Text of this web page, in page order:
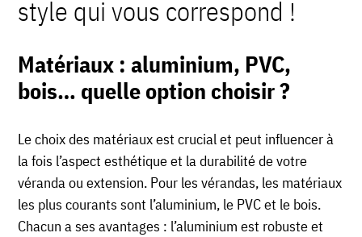
style qui vous correspond !
Matériaux : aluminium, PVC,
bois… quelle option choisir ?
Le choix des matériaux est crucial et peut influencer à
la fois l’aspect esthétique et la durabilité de votre
véranda ou extension. Pour les vérandas, les matériaux
les plus courants sont l’aluminium, le PVC et le bois.
Chacun a ses avantages : l’aluminium est robuste et